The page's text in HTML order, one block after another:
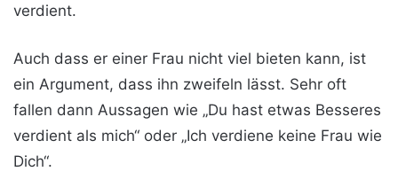
verdient.
Auch dass er einer Frau nicht viel bieten kann, ist
ein Argument, dass ihn zweifeln lässt. Sehr oft
fallen dann Aussagen wie „Du hast etwas Besseres
verdient als mich“ oder „Ich verdiene keine Frau wie
Dich“.